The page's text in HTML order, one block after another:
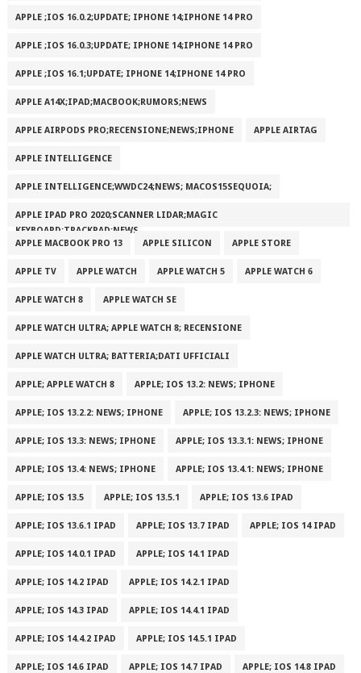
APPLE ;IOS 16.0.2;UPDATE; IPHONE 14;IPHONE 14 PRO
APPLE ;IOS 16.0.3;UPDATE; IPHONE 14;IPHONE 14 PRO
APPLE ;IOS 16.1;UPDATE; IPHONE 14;IPHONE 14 PRO
APPLE A14X;IPAD;MACBOOK;RUMORS;NEWS
APPLE AIRPODS PRO;RECENSIONE;NEWS;IPHONE APPLE AIRTAG
APPLE INTELLIGENCE
APPLE INTELLIGENCE;WWDC24;NEWS; MACOS15SEQUOIA;
APPLE IPAD PRO 2020;SCANNER LIDAR;MAGIC
KEYBOARD;TRACKPAD;NEWS
APPLE MACBOOK PRO 13
APPLE SILICON APPLE STORE
APPLE TV APPLE WATCH APPLE WATCH 5 APPLE WATCH 6
APPLE WATCH 8 APPLE WATCH SE
APPLE WATCH ULTRA; APPLE WATCH 8; RECENSIONE
APPLE WATCH ULTRA; BATTERIA;DATI UFFICIALI
APPLE; APPLE WATCH 8 APPLE; IOS 13.2: NEWS; IPHONE
APPLE; IOS 13.2.2: NEWS; IPHONE APPLE; IOS 13.2.3: NEWS; IPHONE
APPLE; IOS 13.3: NEWS; IPHONE APPLE; IOS 13.3.1: NEWS; IPHONE
APPLE; IOS 13.4: NEWS; IPHONE APPLE; IOS 13.4.1: NEWS; IPHONE
APPLE; IOS 13.5 APPLE; IOS 13.5.1 APPLE; IOS 13.6 IPAD
APPLE; IOS 13.6.1 IPAD APPLE; IOS 13.7 IPAD APPLE; IOS 14 IPAD
APPLE; IOS 14.0.1 IPAD APPLE; IOS 14.1 IPAD
APPLE; IOS 14.2 IPAD APPLE; IOS 14.2.1 IPAD
APPLE; IOS 14.3 IPAD APPLE; IOS 14.4.1 IPAD
APPLE; IOS 14.4.2 IPAD APPLE; IOS 14.5.1 IPAD
APPLE; IOS 14.6 IPAD APPLE; IOS 14.7 IPAD APPLE; IOS 14.8 IPAD